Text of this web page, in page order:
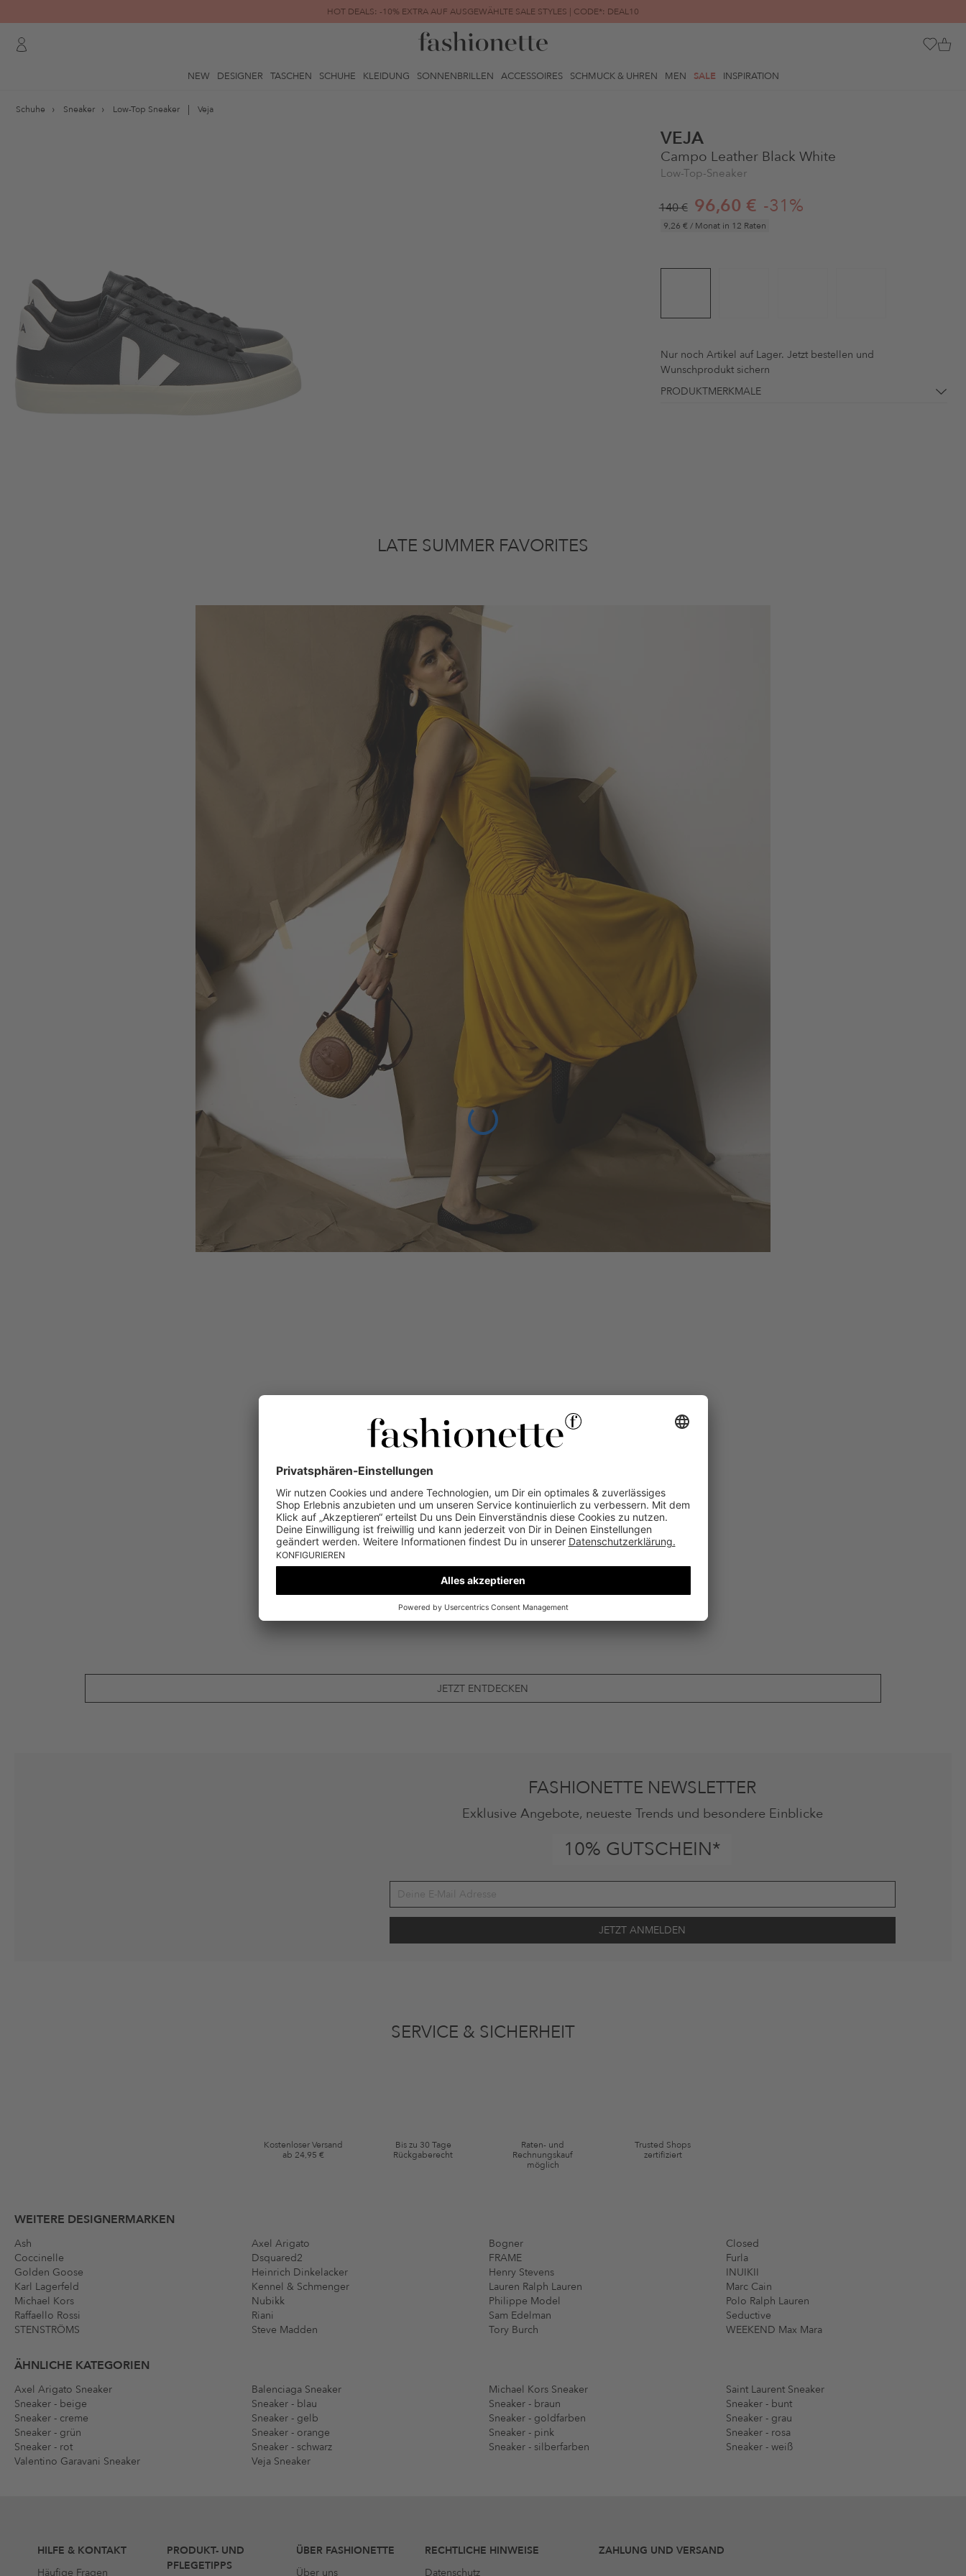
HOT DEALS: -10% EXTRA AUF AUSGEWÄHLTE SALE STYLES | CODE*: DEAL10
FINAL SALE | BIS ZU -80% REDUZIERT
NEW DESIGNER TASCHEN SCHUHE KLEIDUNG SONNENBRILLEN ACCESSOIRES SCHMUCK & UHREN MEN SALE INSPIRATION
Schuhe Sneaker Low-Top Sneaker Veja
VEJA
Campo Leather Black White
Low-Top-Sneaker
140 € 96,60 € -31%
9,26 € / Monat in 12 Raten
Nur noch Artikel auf Lager. Jetzt bestellen und
Wunschprodukt sichern
PRODUKTMERKMALE
LATE SUMMER FAVORITES
JETZT ENTDECKEN
FASHIONETTE NEWSLETTER
Exklusive Angebote, neueste Trends und besondere Einblicke
10% GUTSCHEIN*
SERVICE & SICHERHEIT
Kostenloser Versand
ab 24,95 €
Bis zu 30 Tage
Rückgaberecht
Raten- und
Rechnungskauf
möglich
Trusted Shops
zertifiziert
WEITERE DESIGNERMARKEN
Ash Axel Arigato Bogner
Closed
Coccinelle
Dsquared2 FRAME
Furla
Golden Goose
Heinrich Dinkelacker Henry Stevens
INUIKII
Karl Lagerfeld
Kennel & Schmenger Lauren Ralph Lauren
Marc Cain
Michael Kors
Nubikk Philippe Model
Polo Ralph Lauren
Raffaello Rossi
Riani Sam Edelman
Seductive
STENSTRÖMS
Steve Madden Tory Burch WEEKEND Max Mara
ÄHNLICHE KATEGORIEN
Axel Arigato Sneaker Balenciaga Sneaker Michael Kors Sneaker
Saint Laurent Sneaker
Sneaker - beige
Sneaker - blau Sneaker - braun
Sneaker - bunt
Sneaker - creme
Sneaker - gelb Sneaker - goldfarben
Sneaker - grau
Sneaker - grün
Sneaker - orange Sneaker - pink
Sneaker - rosa
Sneaker - rot
Sneaker - schwarz Sneaker - silberfarben
Sneaker - weiß
Valentino Garavani Sneaker
Veja Sneaker
HILFE & KONTAKT
Häufige Fragen
PRODUKT- UND
PFLEGETIPPS
ÜBER FASHIONETTE
Über uns
RECHTLICHE HINWEISE
Datenschutz
ZAHLUNG UND VERSAND